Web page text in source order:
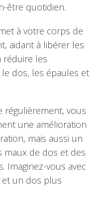
être quotidien.
à votre corps de
aidant à libérer les
réduire les
dos, les épaules et
régulièrement, vous
une amélioration
mais aussi un
maux de dos et des
Imaginez-vous avec
un dos plus